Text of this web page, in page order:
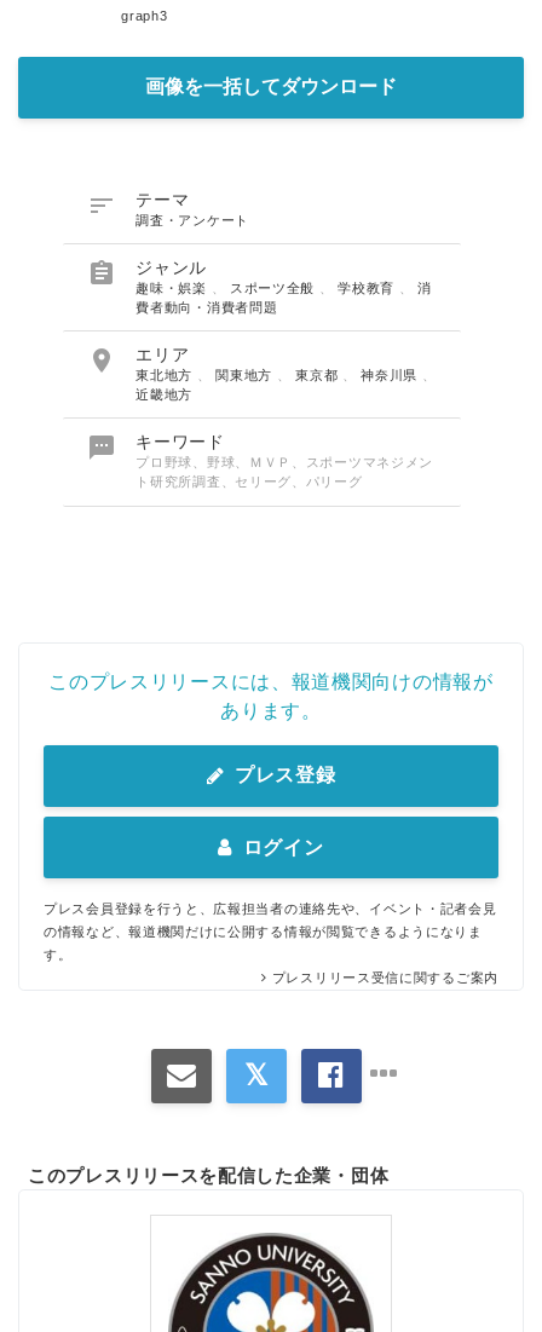
graph3
画像を一括してダウンロード
 テーマ
調査・アンケート
 ジャンル
趣味・娯楽 スポーツ全般 、学校教育 、消
費者動向・消費者問題
 エリア
東北地方 、関東地方 、東京都 、神奈川県
近畿地方
 キーワード
プロ野球、野球、ＭＶＰ、スポーツマネジメン
ト研究所調査、セリーグ、パリーグ
このプレスリリースには、報道機関向けの情報が
あります。
プレス登録
ログイン
プレス会員登録を行うと、広報担当者の連絡先や、イベント・記者会見
の情報など、報道機関だけに公開する情報が閲覧できるようになりま
す。
プレスリリース受信に関するご案内
このプレスリリースを配信した企業・団体
English